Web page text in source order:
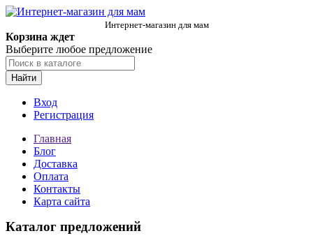
Интернет-магазин для мам
Корзина ждет
Выберите любое предложение
Найти
Вход
Регистрация
Главная
Блог
Доставка
Оплата
Контакты
Карта сайта
Каталог предложений